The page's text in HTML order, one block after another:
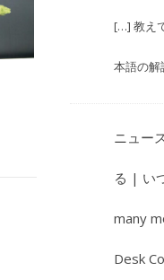
[…] 教え
本語の
ニュー
る | い
many
Desk